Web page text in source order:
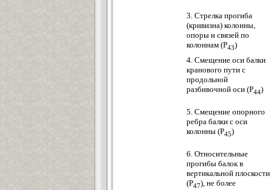
3. Стрелка прогиба
(кривизна) колонны,
опоры и связей по
колоннам (Р43)
4. Смещение оси балки
кранового пути с
продольной
разбивочной оси (Р44)
5. Смещение опорного
ребра балки с оси
колонны (Р45)
6. Относительные
прогибы балок в
вертикальной плоскости
(Р47), не более